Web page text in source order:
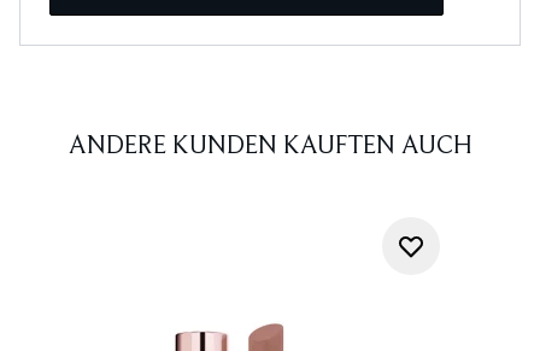
ANDERE KUNDEN KAUFTEN AUCH